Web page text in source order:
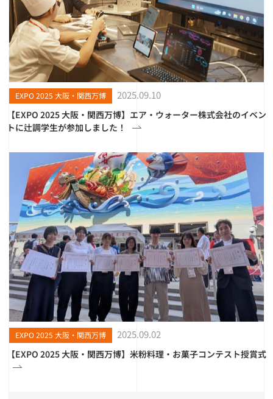
EXPO 2025 大阪・関西万博 2025.09.10
【EXPO 2025 大阪・関西万博】エア・ウォーター株式会社のイベン
トに辻調学生が参加しました！
EXPO 2025 大阪・関西万博 2025.09.02
【EXPO 2025 大阪・関西万博】米粉料理・お菓子コンテスト授賞式